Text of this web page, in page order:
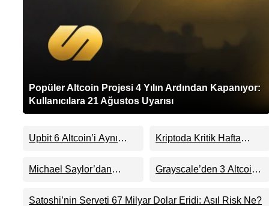
Popüler Altcoin Projesi 4 Yılın Ardından Kapanıyor:
Kullanıcılara 21 Ağustos Uyarısı
Upbit 6 Altcoin’i Aynı
Kriptoda Kritik Hafta
Yaşanacaklar
Michael Saylor’dan
Yeniden Alıma mı
Grayscale’den 3 Altcoin
ADA, HBAR ve DOT İçin
Satoshi’nin Serveti 67 Milyar Dolar Eridi: Asıl Risk Ne?